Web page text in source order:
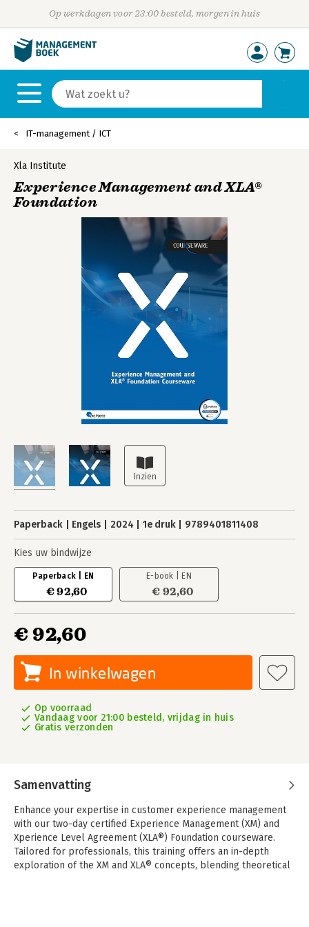
Op werkdagen voor 23:00 besteld, morgen in huis
IT-management / ICT
Xla Institute
Experience Management and XLA®
Foundation
Paperback Engels 2024 1e druk 9789401811408
Kies uw bindwijze
Paperback | EN
€ 92,60
E-book | EN
€ 92,60
€ 92,60
In winkelwagen
Op voorraad
Vandaag voor 21:00 besteld, vrijdag in huis
Gratis verzonden
Samenvatting
Enhance your expertise in customer experience management
with our two-day certified Experience Management (XM) and
Xperience Level Agreement (XLA®) Foundation courseware.
Tailored for professionals, this training offers an in-depth
exploration of the XM and XLA® concepts, blending theoretical